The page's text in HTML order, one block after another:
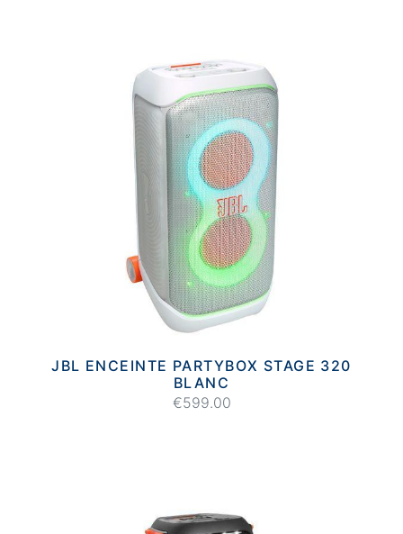
JBL ENCEINTE PARTYBOX STAGE 320
BLANC
€599.00